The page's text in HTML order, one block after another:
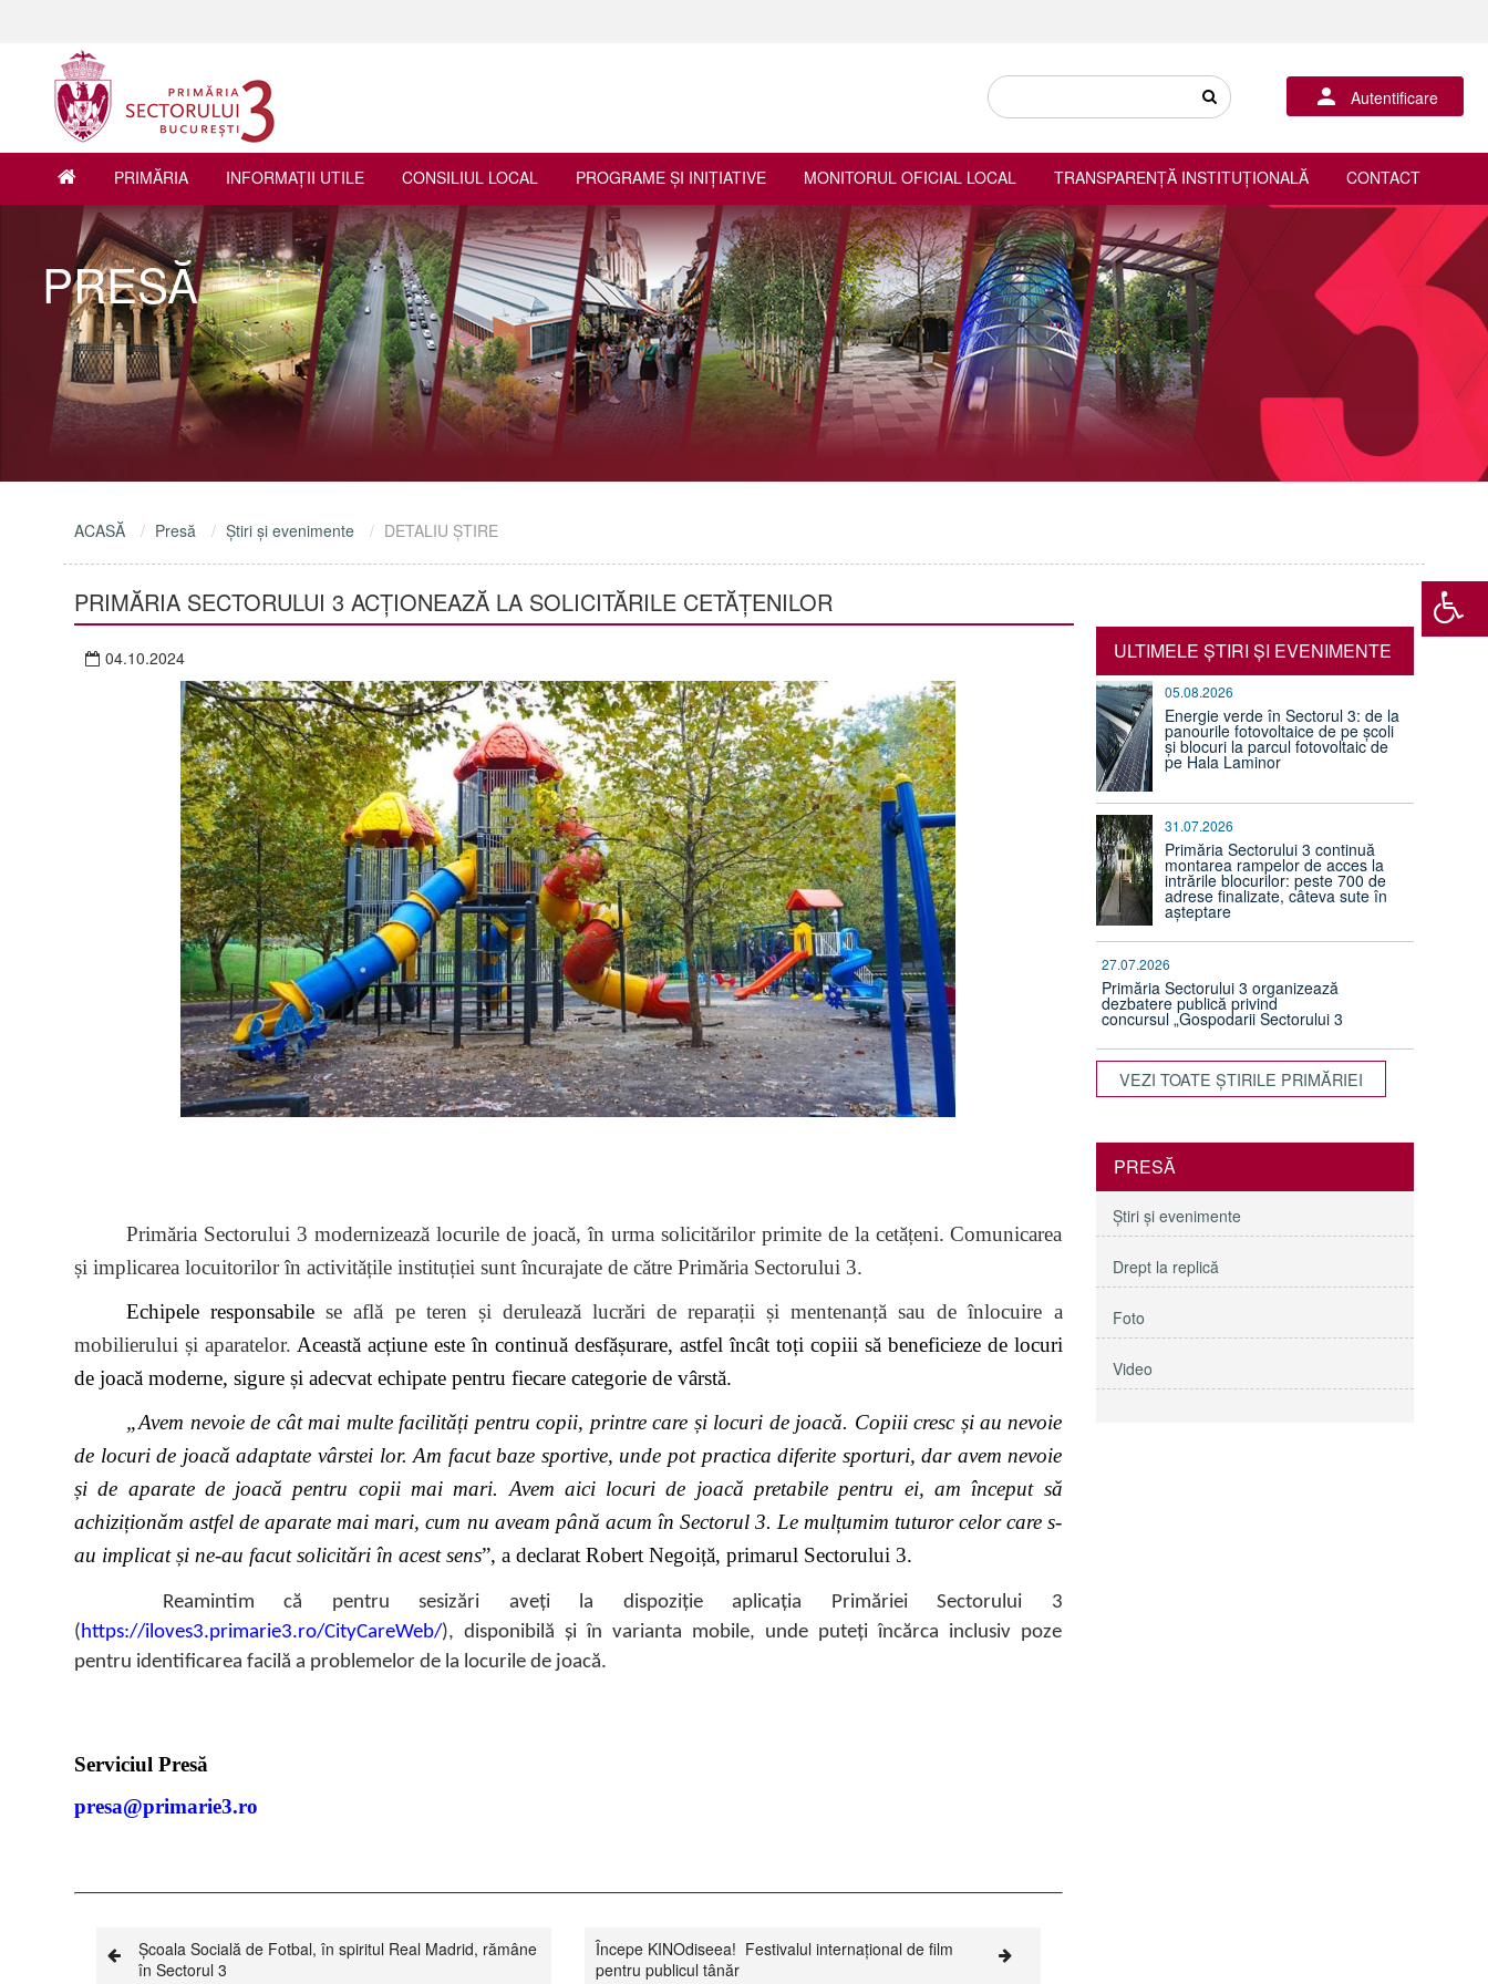
Autentificare
PRIMĂRIA INFORMAŢII UTILE CONSILIUL LOCAL PROGRAME ŞI INIŢIATIVE MONITORUL OFICIAL LOCAL TRANSPARENȚĂ INSTITUȚIONALĂ CONTACT
PRESĂ
ACASĂ Presă Ştiri şi evenimente DETALIU ŞTIRE
PRIMĂRIA SECTORULUI 3 ACȚIONEAZĂ LA SOLICITĂRILE CETĂȚENILOR
04.10.2024
Primăria Sectorului 3 modernizează locurile de joacă, în urma solicitărilor primite de la cetățeni. Comunicarea
și implicarea locuitorilor în activitățile instituției sunt încurajate de către Primăria Sectorului 3.
Echipele responsabilese află pe teren și derulează lucrări de reparații și mentenanță sau de înlocuire a
mobilierului și aparatelor. Această acțiune este în continuă desfășurare, astfel încât toți copiii să beneficieze de locuri
de joacă moderne, sigure și adecvat echipate pentru fiecare categorie de vârstă.
„Avem nevoie de cât mai multe facilități pentru copii, printre care și locuri de joacă. Copiii cresc și au nevoie
de locuri de joacă adaptate vârstei lor. Am facut baze sportive, unde pot practica diferite sporturi, dar avem nevoie
și de aparate de joacă pentru copii mai mari. Avem aici locuri de joacă pretabile pentru ei, am început să
achiziționăm astfel de aparate mai mari, cum nu aveam până acum în Sectorul 3. Le mulțumim tuturor celor care s-
au implicat și ne-au facut solicitări în acest sens”, a declarat Robert Negoiță, primarul Sectorului 3.
Reamintim că pentru sesizări aveți la dispoziție aplicația Primăriei Sectorului 3
( https://iloves3.primarie3.ro/CityCareWeb/), disponibilă și în varianta mobile, unde puteți încărca inclusiv poze
pentru identificarea facilă a problemelor de la locurile de joacă.
Serviciul Presă
presa@primarie3.ro
Școala Socială de Fotbal, în spiritul Real Madrid, rămâne
în Sectorul 3
Începe KINOdiseea! Festivalul internațional de film
pentru publicul tânăr
ULTIMELE ŞTIRI ŞI EVENIMENTE
05.08.2026
Energie verde în Sectorul 3: de la
panourile fotovoltaice de pe școli
și blocuri la parcul fotovoltaic de
pe Hala Laminor
31.07.2026
Primăria Sectorului 3 continuă
montarea rampelor de acces la
intrările blocurilor: peste 700 de
adrese finalizate, câteva sute în
așteptare
27.07.2026
Primăria Sectorului 3 organizează
dezbatere publică privind
concursul „Gospodarii Sectorului 3
VEZI TOATE ŞTIRILE PRIMĂRIEI
PRESĂ
Ştiri şi evenimente
Drept la replică
Foto
Video